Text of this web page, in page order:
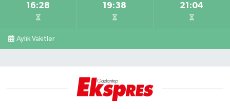
16:28 19:38 21:04
Aylık Vakitler